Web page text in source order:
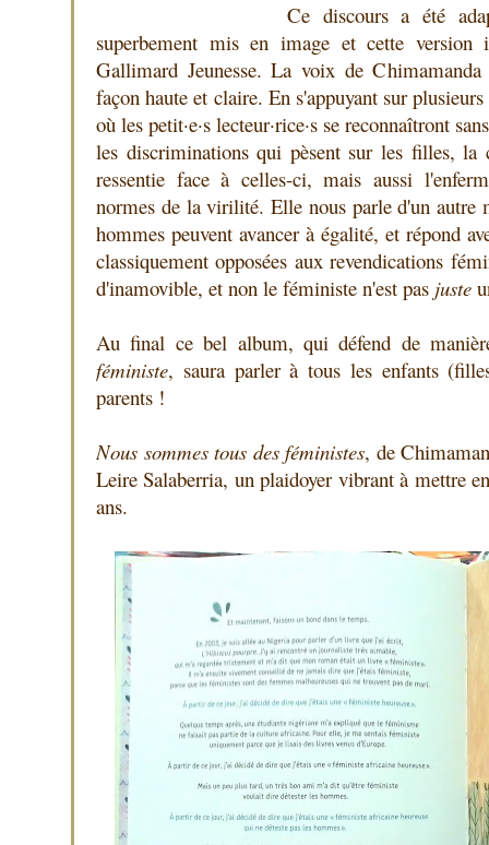
Ce discours a été
superbement mis en image et cette
Gallimard Jeunesse. La voix de
façon haute et claire. En s'appuyant sur
où les petit·e·s lecteur·rice·s se reconnaîtront
les discriminations qui pèsent sur les filles, la
ressentie face à celles-ci, mais aussi
normes de la virilité. Elle nous parle d'un autre
hommes peuvent avancer à égalité, et répond
classiquement opposées aux revendications
d'inamovible, et non le féministe n'est pas juste
Au final ce bel album, qui défend de
féministe, saura parler à tous les enfants
parents !
Nous sommes tous des féministes, de
Leire Salaberria, un plaidoyer vibrant à mettre
ans.